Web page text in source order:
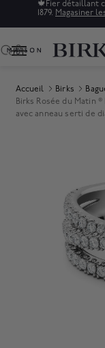
🍁 Fier détaillant
1879. Magasiner
0
Accueil Birks
Birks Rosée du Matin
avec anneau serti de